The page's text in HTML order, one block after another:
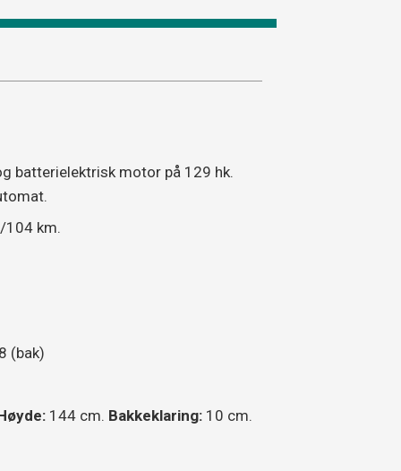
batterielektrisk motor på 129 hk.
104 km.
(bak)
144 cm. Bakkeklaring: 10 cm.